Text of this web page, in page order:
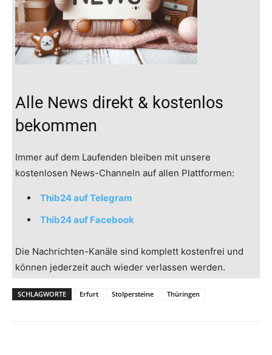
Alle News direkt & kostenlos
bekommen
Immer auf dem Laufenden bleiben mit unsere
kostenlosen News-Channeln auf allen Plattformen:
Thib24 auf Telegram
Thib24 auf Facebook
Die Nachrichten-Kanäle sind komplett kostenfrei und
können jederzeit auch wieder verlassen werden.
SCHLAGWORTE Erfurt Stolpersteine Thüringen